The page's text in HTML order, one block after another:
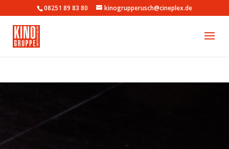
08251 89 83 80 kinogrupperusch@cineplex.de